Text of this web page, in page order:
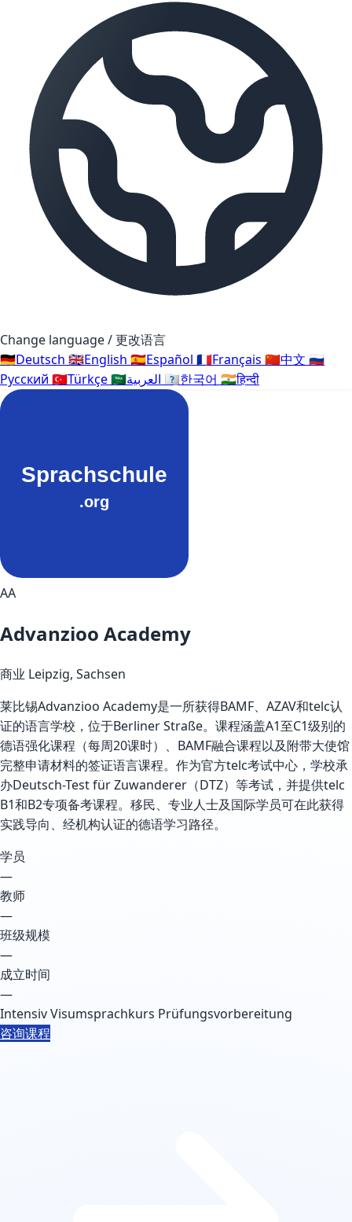
Change language / 更改语言
🇩🇪Deutsch 🇬🇧English 🇪🇸Español 🇫🇷Français 🇨🇳中文 🇷🇺
Русский 🇹🇷Türkçe🇸🇦 🇰🇷한국어 🇮🇳हिन्दी
AA
Advanzioo Academy
商业 Leipzig, Sachsen
莱比锡Advanzioo Academy是一所获得BAMF、AZAV和telc认
证的语言学校，位于Berliner Straße。课程涵盖A1至C1级别的
德语强化课程（每周20课时）、BAMF融合课程以及附带大使馆
完整申请材料的签证语言课程。作为官方telc考试中心，学校承
办Deutsch-Test für Zuwanderer（DTZ）等考试，并提供telc
B1和B2专项备考课程。移民、专业人士及国际学员可在此获得
实践导向、经机构认证的德语学习路径。
学员
—
教师
—
班级规模
—
成立时间
—
IntensivVisumsprachkurs Prüfungsvorbereitung
咨询课程